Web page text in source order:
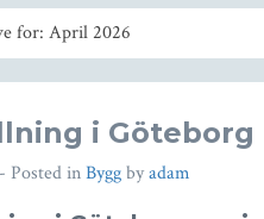
for: April 2026
i Göteborg
- Posted inByggbyadam